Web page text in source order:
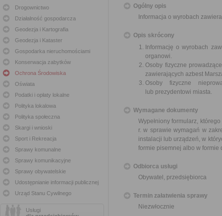
Drogownictwo
Działalność gospodarcza
Geodezja i Kartografia
Geodezja i Kataster
Gospodarka nieruchomościami
Konserwacja zabytków
Ochrona Środowiska
Oświata
Podatki i opłaty lokalne
Polityka lokalowa
Polityka społeczna
Skargi i wnioski
Sport i Rekreacja
Sprawy komunalne
Sprawy komunikacyjne
Sprawy obywatelskie
Udostępnianie informacji publicznej
Urząd Stanu Cywilnego
Usługi
Ogólny opis
Informacja o wyrobach
Opis skrócony
Informację o wyrobach
organowi.
Osoby fizyczne
zawierających azbest
Osoby fizyczne
lub prezydentowi miasta.
Wymagane dokumenty
Wypełniony formularz,
r. w sprawie wymagań w
instalacji lub urządzeń, w
formie pisemnej albo w formie
Odbiorca usługi
Obywatel, przedsiębiorca
Termin załatwienia sprawy
Niezwłocznie